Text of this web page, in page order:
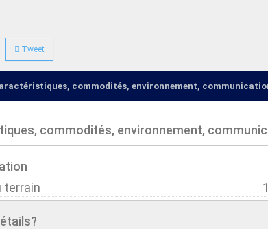
Tweet
commodités, environnement,
commodités, environnement,
terrain